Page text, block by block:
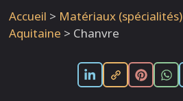
Accueil > Matériaux (spécialités)
Aquitaine > Chanvre